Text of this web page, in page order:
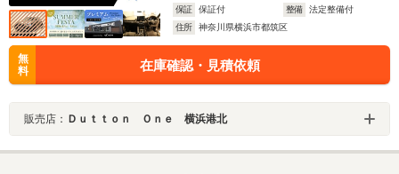
保証
保証付 整備
法定整備付
住所
神奈川県横浜市都筑区
無
料
在庫確認・見積依頼
販売店： Ｄｕｔｔｏｎ Ｏｎｅ 横浜港北